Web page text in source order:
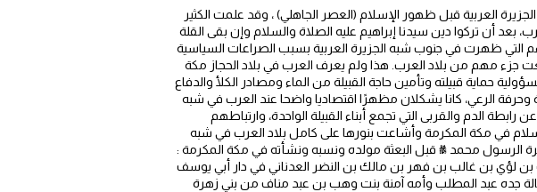
العربية قبل ظهور الإسلام (العصر الجاهلي) ، وقد علمت الكثير
بعد أن تركوا دين سيدنا إبراهيم عليه الصلاة والسلام وإن بقى القلة
التي ظهرت في جنوب شبه الجزيرة العربية بسبب الصراعات السياسية
جزء مهم من بلاد العرب. هذا ولم يعرف العرب في بلاد الحجاز مكة
حماية قبيلته وتأمين حاجة القبيلة من الماء ومصادر الكلأ والدفاع
وحرفة الرعي، كانا يشكلان مظهرًا اقتصاديا واضحا عند العرب في شبه
الدم والقربى التي تجمع أبناء القبيلة الواحدة، وارتباطهم
في مكة المكرمة وأشاعت بنورها على كامل بلاد العرب في شبه
الرسول محمد ﷺ قبل البعثة مولده ونسبه ونشأته في مكة المكرمة :
بن غالب بن فهر بن مالك بن النضر العدناني في دار أبي يوسف
والده قبل ولادته فنشأ في كفالة جده عبد المطلب وأمه آمنة بنت وهب بن عبد مناف من بني زهرة